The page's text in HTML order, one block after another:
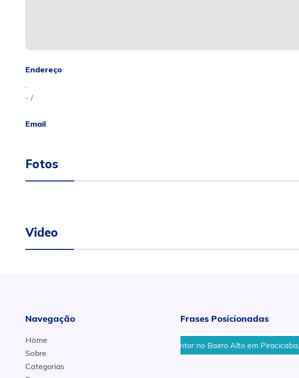
Endereço
,
- /
Email
Fotos
Video
Navegação
Home
Sobre
Categorias
Frases Posicionadas
Pincel De Pintor no Bairro Alto em Piracicaba, SP